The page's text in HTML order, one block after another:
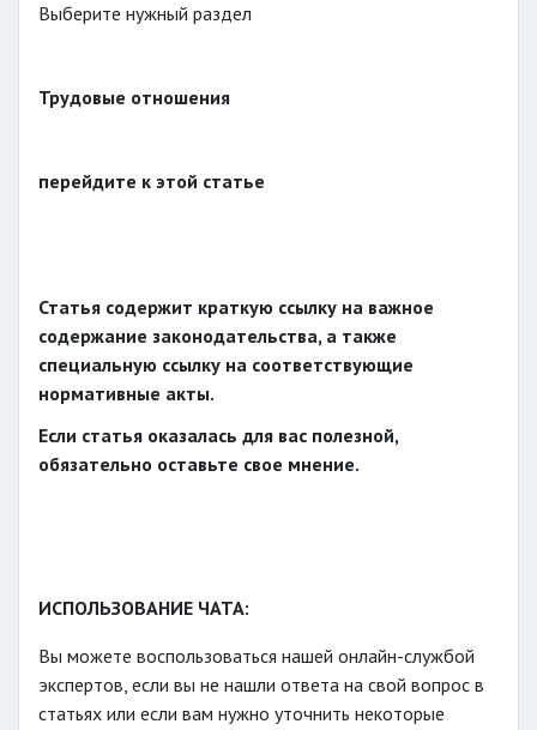
Выберите нужный раздел
Трудовые отношения
перейдите к этой статье
Статья содержит краткую ссылку на важное
содержание законодательства, а также
специальную ссылку на соответствующие
нормативные акты.
Если статья оказалась для вас полезной,
обязательно оставьте свое мнение.
ИСПОЛЬЗОВАНИЕ ЧАТА:
Вы можете воспользоваться нашей онлайн-службой
экспертов, если вы не нашли ответа на свой вопрос в
статьях или если вам нужно уточнить некоторые